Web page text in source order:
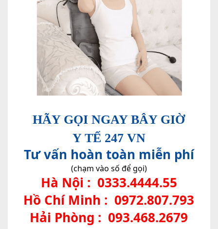
HÃY GỌI NGAY BÂY GIỜ
Y TẾ 247 VN
Tư vấn hoàn toàn miễn phí
(chạm vào số để gọi)
Hà Nội : 0333.4444.55
Hồ Chí Minh : 0972.807.793
Hải Phòng : 093.468.2679